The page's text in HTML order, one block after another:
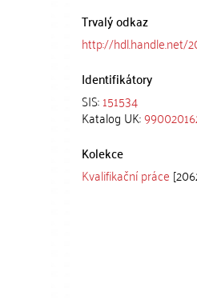
Trvalý odkaz
http://hdl.handle.net/
Identifikátory
SIS:151534
Katalog UK:
Kolekce
Kvalifikační práce